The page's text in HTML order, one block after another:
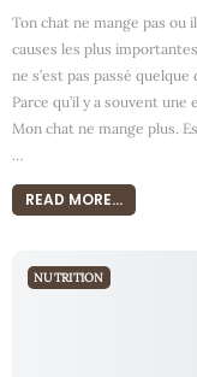
Ton chat ne mange pas ou
causes les plus
ne s’est pas passé
Parce qu’il y a souvent
Mon chat ne mange plus.
…
READ MORE...
NUTRITION